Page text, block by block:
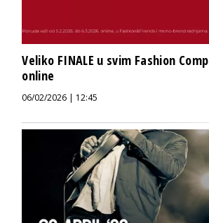
Veliko FINALE u svim Fashion
online
06/02/2026 | 12:45